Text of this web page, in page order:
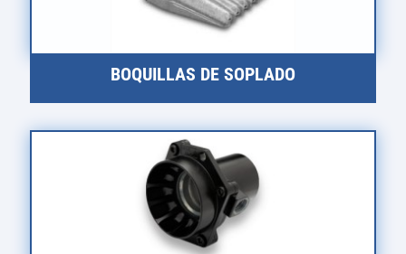
BOQUILLAS DE SOPLADO